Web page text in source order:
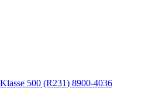
500 (R231) 8900-4036